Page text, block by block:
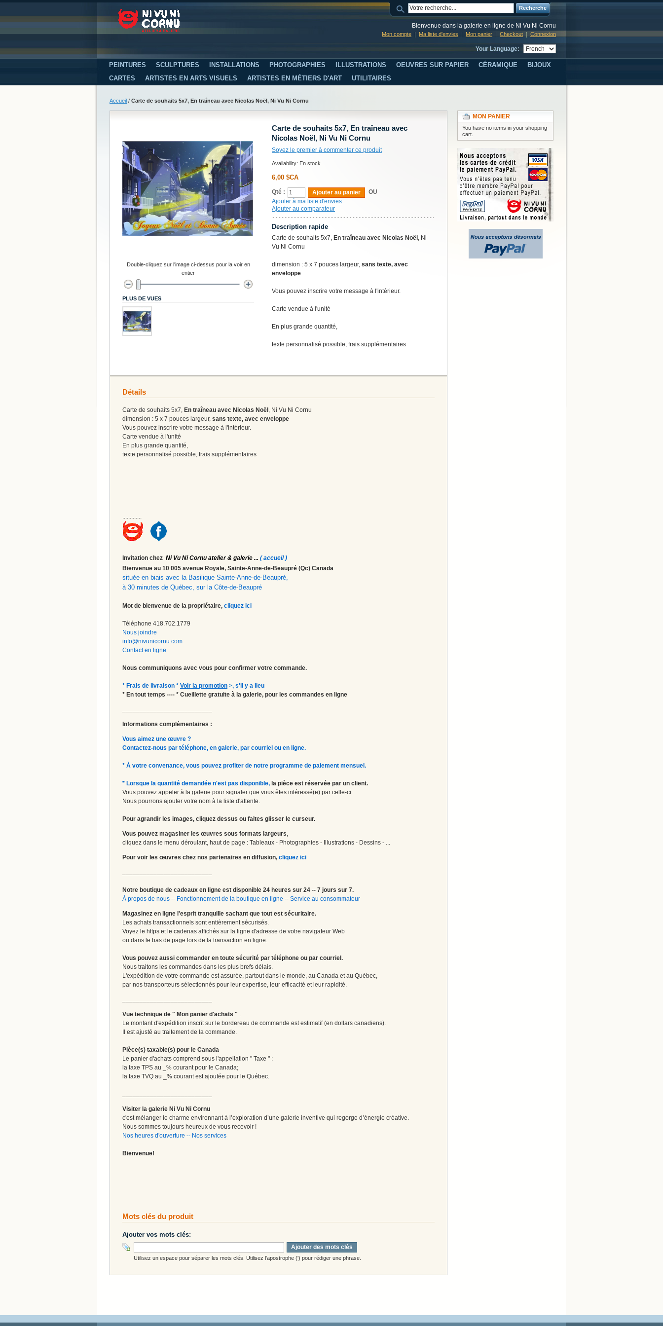
Recherche
Bienvenue dans la galerie en ligne de Ni Vu Ni Cornu
Mon compte Ma liste d'envies Mon panier Checkout Connexion
Your Language:
PEINTURES SCULPTURES INSTALLATIONS PHOTOGRAPHIES ILLUSTRATIONS OEUVRES SUR PAPIER CÉRAMIQUE
BIJOUX
CARTES
ARTISTES EN ARTS VISUELS ARTISTES EN MÉTIERS D'ART UTILITAIRES
Accueil / Carte de souhaits 5x7, En traîneau avec Nicolas Noël, Ni Vu Ni Cornu
Carte de souhaits 5x7, En traîneau avec
Nicolas Noël, Ni Vu Ni Cornu
Soyez le premier à commenter ce produit
Availability: En stock
6,00 $CA
Qté : Ajouter au panier
OU
Ajouter à ma liste d'envies
Ajouter au comparateur
Description rapide
Carte de souhaits 5x7, En traîneau avec Nicolas Noël, Ni
Vu Ni Cornu
dimension : 5 x 7 pouces largeur, sans texte, avec
enveloppe
Vous pouvez inscrire votre message à l'intérieur.
Carte vendue à l'unité
En plus grande quantité,
texte personnalisé possible, frais supplémentaires
Double-cliquez sur l'image ci-dessus pour la voir en
entier
PLUS DE VUES
Détails
Carte de souhaits 5x7, En traîneau avec Nicolas Noël, Ni Vu Ni Cornu
dimension : 5 x 7 pouces largeur, sans texte, avec enveloppe
Vous pouvez inscrire votre message à l'intérieur.
Carte vendue à l'unité
En plus grande quantité,
texte personnalisé possible, frais supplémentaires
.............
Invitation chez Ni Vu Ni Cornu atelier & galerie ... ( accueil )
Bienvenue au 10 005 avenue Royale, Sainte-Anne-de-Beaupré (Qc) Canada
située en biais avec la Basilique Sainte-Anne-de-Beaupré,
à 30 minutes de Québec, sur la Côte-de-Beaupré
Mot de bienvenue de la propriétaire, cliquez ici
Téléphone 418.702.1779
Nous joindre
info@nivunicornu.com
Contact en ligne
Nous communiquons avec vous pour confirmer votre commande.
* Frais de livraison * Voir la promotion >, s'il y a lieu
* En tout temps ---- * Cueillette gratuite à la galerie, pour les commandes en ligne
Informations complémentaires :
Vous aimez une œuvre ?
Contactez-nous par téléphone, en galerie, par courriel ou en ligne.
* À votre convenance, vous pouvez profiter de notre programme de paiement mensuel.
* Lorsque la quantité demandée n'est pas disponible, la pièce est réservée par un client.
Vous pouvez appeler à la galerie pour signaler que vous êtes intéressé(e) par celle-ci.
Nous pourrons ajouter votre nom à la liste d'attente.
Pour agrandir les images, cliquez dessus ou faites glisser le curseur.
Vous pouvez magasiner les œuvres sous formats largeurs,
cliquez dans le menu déroulant, haut de page : Tableaux - Photographies - Illustrations - Dessins - ...
Pour voir les œuvres chez nos partenaires en diffusion, cliquez ici
Notre boutique de cadeaux en ligne est disponible 24 heures sur 24 -- 7 jours sur 7.
À propos de nous -- Fonctionnement de la boutique en ligne -- Service au consommateur
Magasinez en ligne l'esprit tranquille sachant que tout est sécuritaire.
Les achats transactionnels sont entièrement sécurisés.
Voyez le https et le cadenas affichés sur la ligne d'adresse de votre navigateur Web
ou dans le bas de page lors de la transaction en ligne.
Vous pouvez aussi commander en toute sécurité par téléphone ou par courriel.
Nous traitons les commandes dans les plus brefs délais.
L'expédition de votre commande est assurée, partout dans le monde, au Canada et au Québec,
par nos transporteurs sélectionnés pour leur expertise, leur efficacité et leur rapidité.
Vue technique de " Mon panier d'achats " :
Le montant d'expédition inscrit sur le bordereau de commande est estimatif (en dollars canadiens).
Il est ajusté au traitement de la commande.
Pièce(s) taxable(s) pour le Canada
Le panier d'achats comprend sous l'appellation " Taxe " :
la taxe TPS au _% courant pour le Canada;
la taxe TVQ au _% courant est ajoutée pour le Québec.
Visiter la galerie Ni Vu Ni Cornu
c'est mélanger le charme environnant à l’exploration d’une galerie inventive qui regorge d’énergie créative.
Nous sommes toujours heureux de vous recevoir !
Nos heures d'ouverture -- Nos services
Bienvenue!
Mots clés du produit
Ajouter vos mots clés:
Ajouter des mots clés
Utilisez un espace pour séparer les mots clés. Utilisez l'apostrophe (') pour rédiger une phrase.
MON PANIER
You have no items in your shopping
cart.